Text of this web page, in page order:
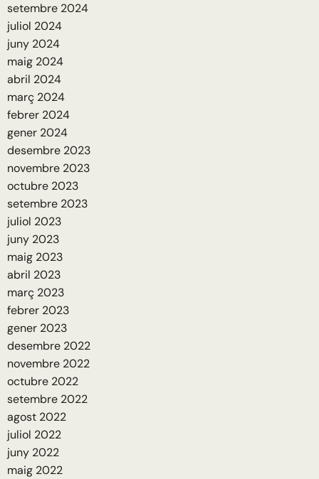
setembre 2024
juliol 2024
juny 2024
maig 2024
abril 2024
març 2024
febrer 2024
gener 2024
desembre 2023
novembre 2023
octubre 2023
setembre 2023
juliol 2023
juny 2023
maig 2023
abril 2023
març 2023
febrer 2023
gener 2023
desembre 2022
novembre 2022
octubre 2022
setembre 2022
agost 2022
juliol 2022
juny 2022
maig 2022